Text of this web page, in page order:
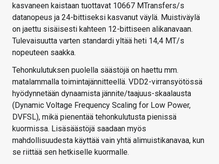
kasvaneen kaistaan tuottavat 10667 MTransfers/s
datanopeus ja 24-bittiseksi kasvanut väylä. Muistiväylä
on jaettu sisäisesti kahteen 12-bittiseen alikanavaan.
Tulevaisuutta varten standardi yltää heti 14,4 MT/s
nopeuteen saakka.
Tehonkulutuksen puolella säästöjä on haettu mm.
matalammalla toimintajännitteellä. VDD2-virransyötössä
hyödynnetään dynaamista jännite/taajuus-skaalausta
(Dynamic Voltage Frequency Scaling for Low Power,
DVFSL), mikä pienentää tehonkulutusta pienissä
kuormissa. Lisäsäästöjä saadaan myös
mahdollisuudesta käyttää vain yhtä alimuistikanavaa, kun
se riittää sen hetkiselle kuormalle.